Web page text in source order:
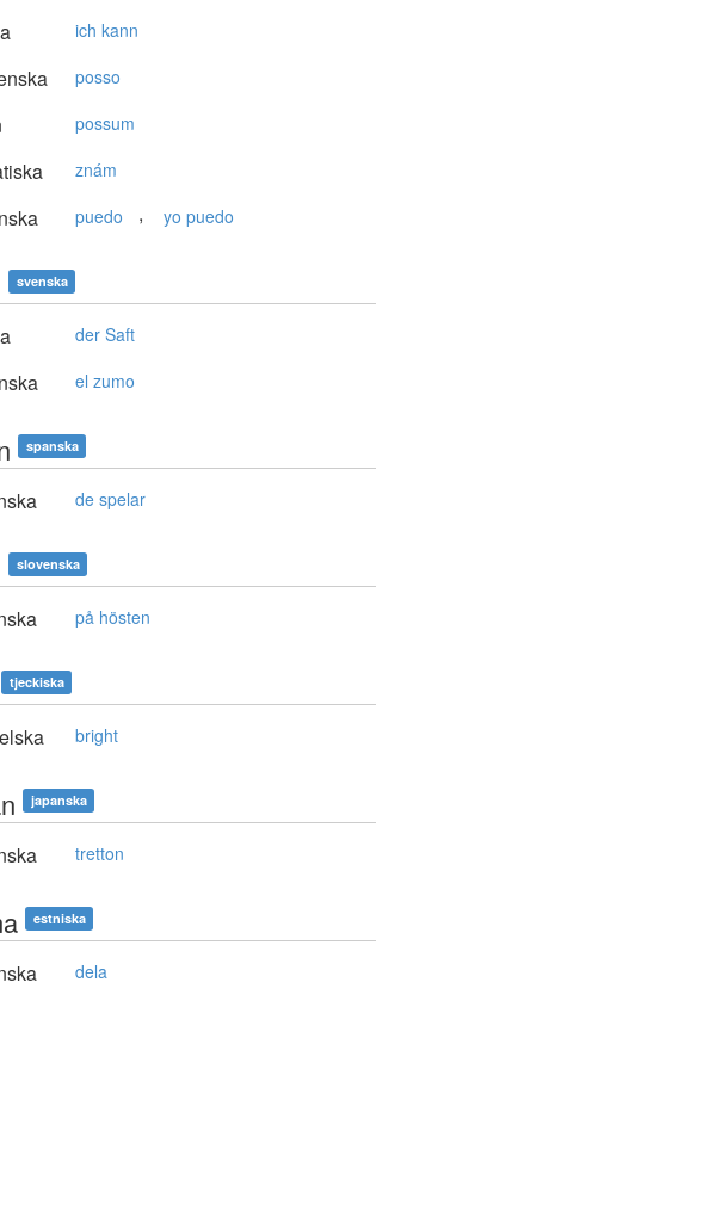
ich kann
posso
possum
znám
puedo , yo puedo
svenska
der Saft
el zumo
spanska
de spelar
slovenska
på hösten
tjeckiska
bright
japanska
tretton
estniska
dela